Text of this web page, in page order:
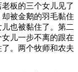
板的三个女儿见了
被金鹅的羽毛黏住
也被黏住了。第二
儿一步不离的跟在
。两个牧师和农夫